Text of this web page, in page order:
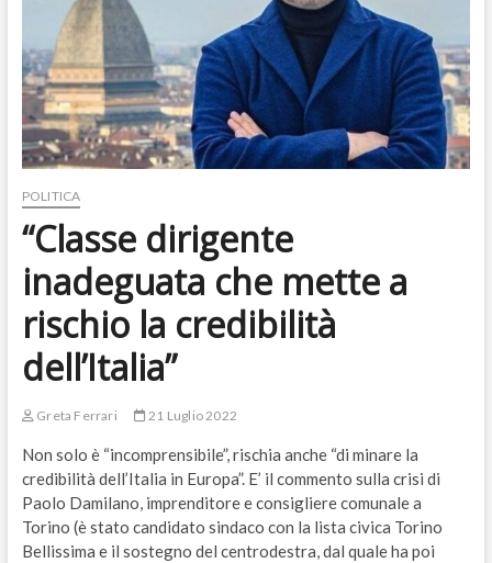
POLITICA
“Classe dirigente
inadeguata che mette a
rischio la credibilità
dell’Italia”
Greta Ferrari 21 Luglio 2022
Non solo è “incomprensibile”, rischia anche “di minare la
credibilità dell’Italia in Europa”. E’ il commento sulla crisi di
Paolo Damilano, imprenditore e consigliere comunale a
Torino (è stato candidato sindaco con la lista civica Torino
Bellissima e il sostegno del centrodestra, dal quale ha poi